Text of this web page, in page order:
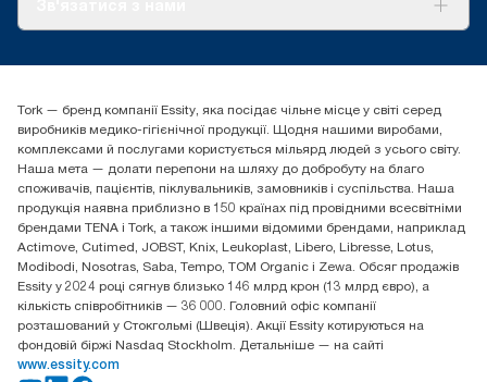
(+38) 044 490 55 66
Essity Україна
04071 м. Київ, вул. Григорія Сковороди 19,
Тел. +38 044 490 55 66
Tork — бренд компанії Essity, яка посідає чільне місце у світі серед
виробників медико-гігієнічної продукції. Щодня нашими виробами,
комплексами й послугами користується мільярд людей з усього світу.
Наша мета — долати перепони на шляху до добробуту на благо
споживачів, пацієнтів, піклувальників, замовників і суспільства. Наша
продукція наявна приблизно в 150 країнах під провідними всесвітніми
брендами TENA і Tork, а також іншими відомими брендами, наприклад
Actimove, Cutimed, JOBST, Knix, Leukoplast, Libero, Libresse, Lotus,
Modibodi, Nosotras, Saba, Tempo, TOM Organic і Zewa. Обсяг продажів
Essity у 2024 році сягнув близько 146 млрд крон (13 млрд євро), а
кількість співробітників — 36 000. Головний офіс компанії
розташований у Стокгольмі (Швеція). Акції Essity котируються на
фондовій біржі Nasdaq Stockholm. Детальніше — на сайті
www.essity.com